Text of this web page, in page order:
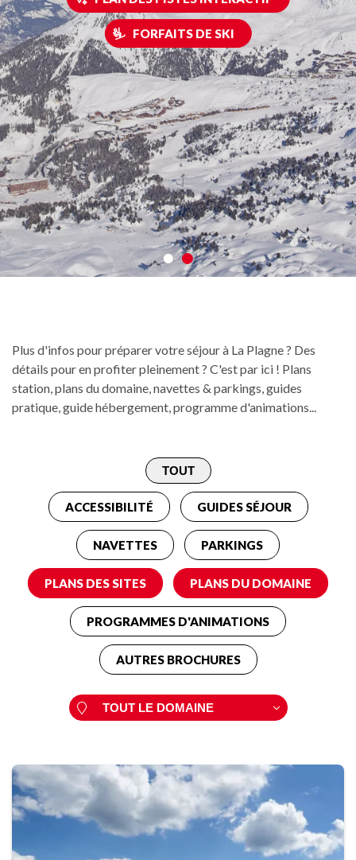
FORFAITS DE SKI
Plus d'infos pour préparer votre séjour à La Plagne ? Des
détails pour en profiter pleinement ? C'est par ici ! Plans
station, plans du domaine, navettes & parkings, guides
pratique, guide hébergement, programme d'animations...
ACCESSIBILITÉ GUIDES SÉJOUR
NAVETTES PARKINGS
PLANS DES SITES PLANS DU DOMAINE
PROGRAMMES D'ANIMATIONS
AUTRES BROCHURES